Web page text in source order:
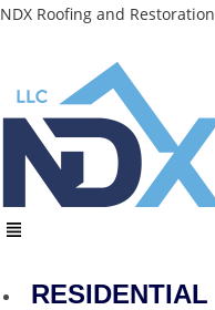
Skip
NDX Roofing and Restoration
Menu
RESIDENTIAL